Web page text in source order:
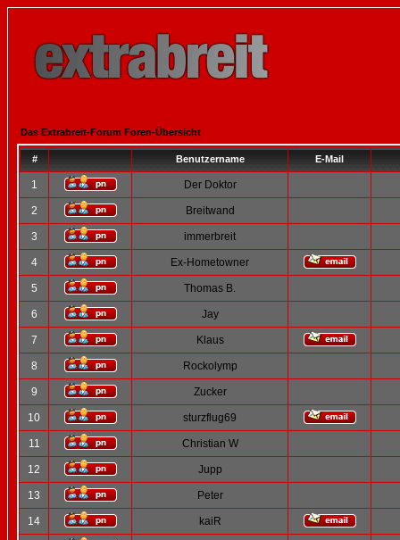
Das Extrabreit-Forum Foren-Übersicht
# Benutzername E-Mail
1 Der Doktor
2 Breitwand
3 immerbreit
4 Ex-Hometowner
5 Thomas B.
6 Jay
7 Klaus
8 Rockolymp
9 Zucker
10 sturzflug69
11 Christian W
12 Jupp
13 Peter
14 kaiR